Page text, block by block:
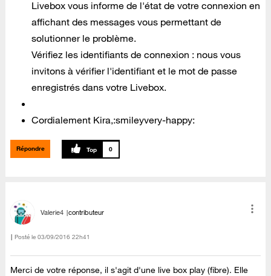
Livebox vous informe de l'état de votre connexion en
affichant des messages vous permettant de
solutionner le problème.
Vérifiez les identifiants de connexion : nous vous
invitons à vérifier l'identifiant et le mot de passe
enregistrés dans votre Livebox.
Cordialement Kira,:smileyvery-happy:
Répondre 0
Valerie4 contributeur
Posté le ‎03/09/2016 22h41
Merci de votre réponse, il s'agit d'une live box play (fibre). Elle